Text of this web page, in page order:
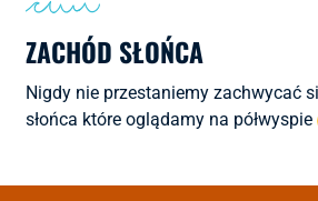
ZACHÓD SŁOŃCA
Nigdy nie przestaniemy zachwycać
słońca które oglądamy na półwyspie